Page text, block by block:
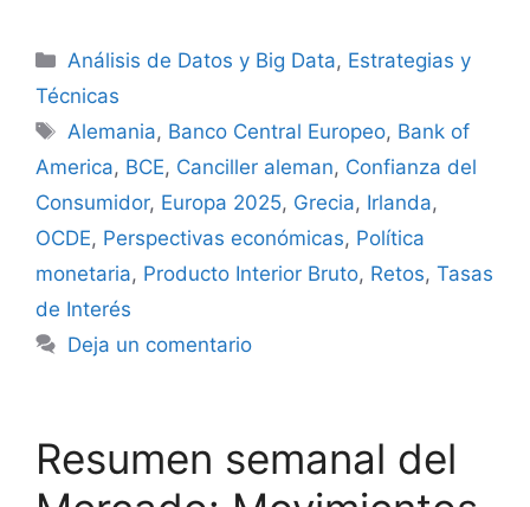
Categorías
Análisis de Datos y Big Data, Estrategias y
Técnicas
Etiquetas
Alemania, Banco Central Europeo, Bank of
America, BCE, Canciller aleman, Confianza del
Consumidor, Europa 2025, Grecia, Irlanda,
OCDE, Perspectivas económicas, Política
monetaria, Producto Interior Bruto, Retos, Tasas
de Interés
Deja un comentario
Resumen semanal del